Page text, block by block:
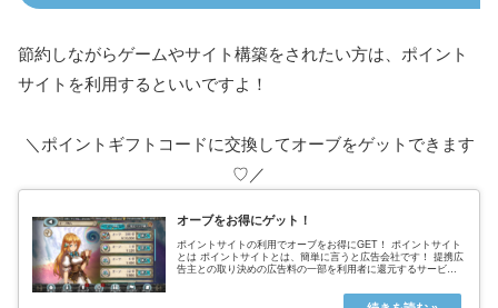
節約しながらゲームやサイト構築をされたい方は、ポイント
サイトを利用するといいですよ！
＼ポイントギフトコードに交換してオーブをゲットできます
♡／
オーブをお得にゲット！
ポイントサイトの利用でオーブをお得にGET！ ポイントサイト
とは ポイントサイトとは、簡単に言うと広告会社です！ 提携広
告主との取り決めの広告料の一部を利用者に還元するサービス